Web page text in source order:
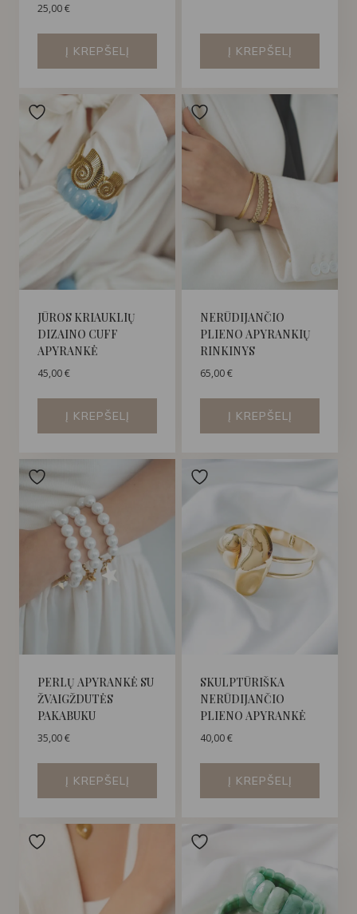
25,00€
Į KREPŠELĮ Į KREPŠELĮ
JŪROS KRIAUKLIŲ
DIZAINO CUFF
APYRANKĖ
45,00€
Į KREPŠELĮ
NERŪDIJANČIO
PLIENO APYRANKIŲ
RINKINYS
65,00€
Į KREPŠELĮ
PERLŲ APYRANKĖ SU
ŽVAIGŽDUTĖS
PAKABUKU
35,00€
Į KREPŠELĮ
SKULPTŪRIŠKA
NERŪDIJANČIO
PLIENO APYRANKĖ
40,00€
Į KREPŠELĮ